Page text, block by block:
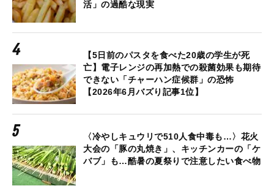
活」の過酷な現実
【5日前のパスタを食べた20歳の学生が死
亡】電子レンジの再加熱での殺菌効果も期待
できない「チャーハン症候群」の恐怖
【2026年6月バズり記事1位】
〈冷やしキュウリで510人食中毒も…〉花火
大会の「豚の丸焼き」、キッチンカーの「ケ
バブ」も…酷暑の夏祭りで注意したい食べ物